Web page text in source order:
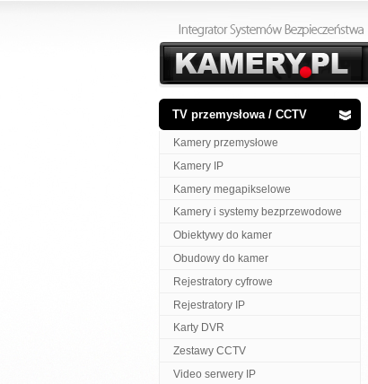
TV przemysłowa / CCTV
Kamery przemysłowe
Kamery IP
Kamery megapikselowe
Kamery i systemy bezprzewodowe
Obiektywy do kamer
Obudowy do kamer
Rejestratory cyfrowe
Rejestratory IP
Karty DVR
Zestawy CCTV
Video serwery IP